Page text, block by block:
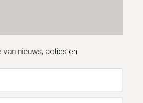
nieuws, acties en